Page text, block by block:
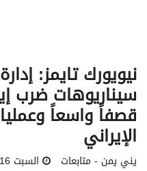
نيويورك تايمز:
سيناريوهات ضرب
قصفاً واسعاً
الإيراني
يني يمن - متابعات السبت 16 مايو ,2026 01:12 صباحاً